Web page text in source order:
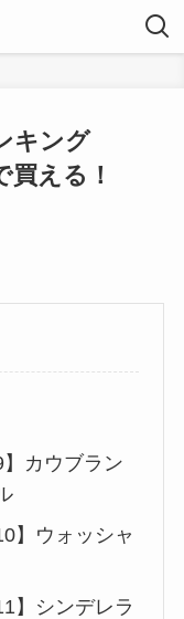
キング
える！
】カウブラン
】ウォッシャ
】シンデレラ